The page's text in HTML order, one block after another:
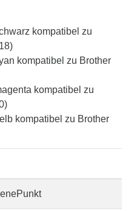
kompatibel zu
kompatibel zu Brother
kompatibel zu
kompatibel zu Brother